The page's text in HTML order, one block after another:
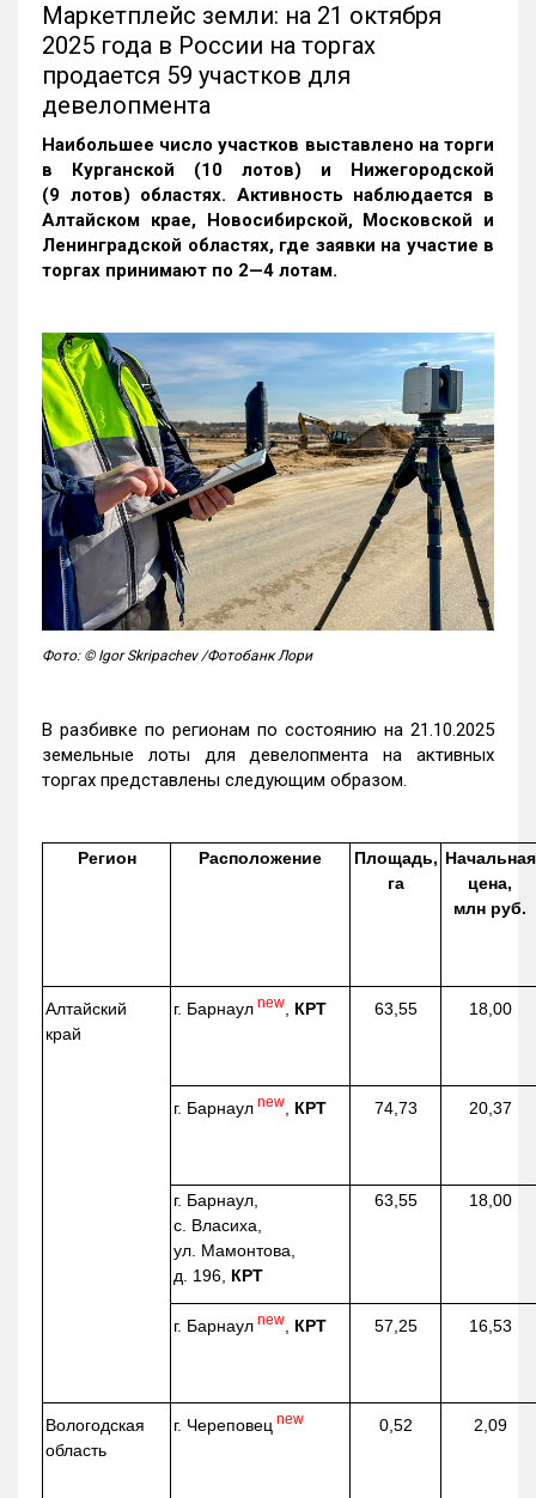
Маркетплейс земли: на 21 октября
2025 года в России на торгах
продается 59 участков для
девелопмента
Наибольшее число участков выставлено на торги
в Курганской (10 лотов) и Нижегородской
(9 лотов) областях. Активность наблюдается в
Алтайском крае, Новосибирской, Московской и
Ленинградской областях, где заявки на участие в
торгах принимают по 2—4 лотам.
Фото: © Igor Skripachev /Фотобанк Лори
В разбивке по регионам по состоянию на 21.10.2025
земельные лоты для девелопмента на активных
торгах представлены следующим образом.
Регион Расположение
Площадь,
га
Начальная
цена,
млн руб.
Алтайский
край
г. Барнаул new КРТ 63,55 18,00
г. Барнаул new КРТ 74,73 20,37
г. Барнаул,
с. Власиха,
ул. Мамонтова,
д. 196, КРТ
63,55 18,00
г. Барнаул new КРТ 57,25 16,53
Вологодская
область
г. Череповец new 0,52 2,09